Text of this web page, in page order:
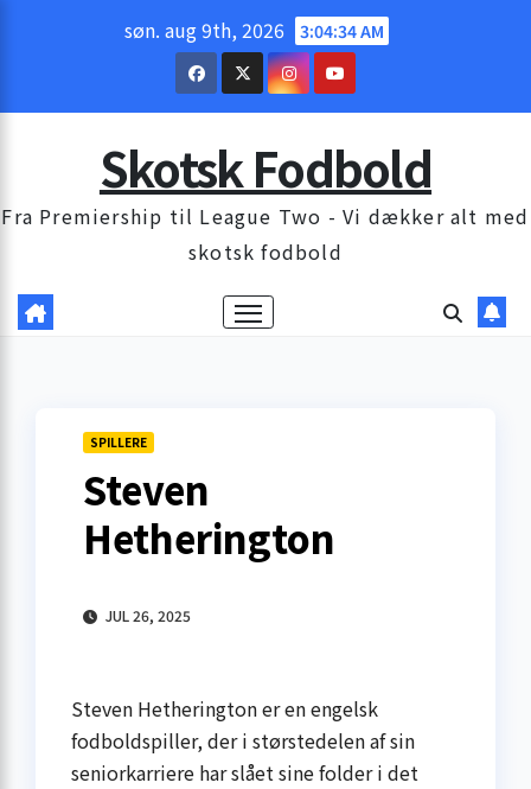
søn. aug 9th, 2026 3:04:35 AM
Skotsk Fodbold
Fra Premiership til League Two - Vi dækker alt med
skotsk fodbold
SPILLERE
Steven
Hetherington
JUL 26, 2025
Steven Hetherington er en engelsk
fodboldspiller, der i størstedelen af sin
seniorkarriere har slået sine folder i det